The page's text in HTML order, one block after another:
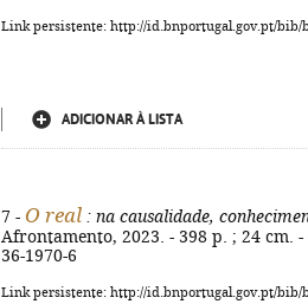
Link persistente: http://id.bnportugal.gov.pt/bib/
ADICIONAR À LISTA
7 - O real : na causalidade,
Afrontamento, 2023. - 398 p. ; 24 cm.
36-1970-6
Link persistente: http://id.bnportugal.gov.pt/bib/